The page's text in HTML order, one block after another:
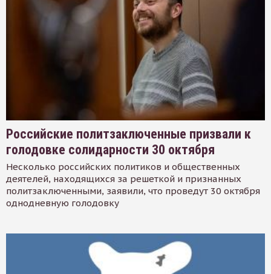
Российские политзаключенные призвали к
голодовке солидарности 30 октября
Несколько российских политиков и общественных
деятелей, находящихся за решеткой и признанных
политзаключенными, заявили, что проведут 30 октября
однодневную голодовку